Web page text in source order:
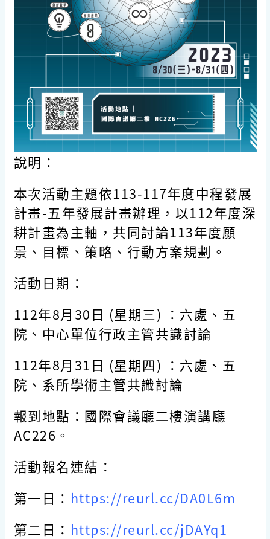
說明：
本次活動主題依113-117年度中程發展
計畫-五年發展計畫辦理，以112年度深
耕計畫為主軸，共同討論113年度願
景、目標、策略、行動方案規劃。
活動日期：
112年8月30日 (星期三) ：六處、五
院、中心單位行政主管共識討論
112年8月31日 (星期四) ：六處、五
院、系所學術主管共識討論
報到地點：國際會議廳二樓演講廳
AC226 。
活動報名連結：
第一日： https://reurl.cc/DA0L6m
第二日： https://reurl.cc/jDAYq1